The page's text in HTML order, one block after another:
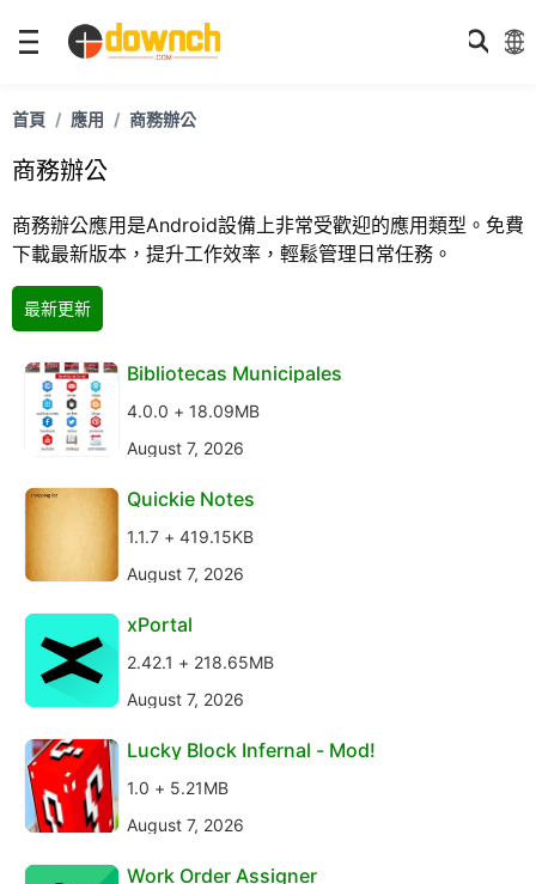
首頁 應用 商務辦公
商務辦公
商務辦公應用是Android設備上非常受歡迎的應用類型。免費
下載最新版本，提升工作效率，輕鬆管理日常任務。
最新更新
Bibliotecas Municipales
4.0.0 + 18.09MB
August 7, 2026
Quickie Notes
1.1.7 + 419.15KB
August 7, 2026
xPortal
2.42.1 + 218.65MB
August 7, 2026
Lucky Block Infernal - Mod!
1.0 + 5.21MB
August 7, 2026
Work Order Assigner